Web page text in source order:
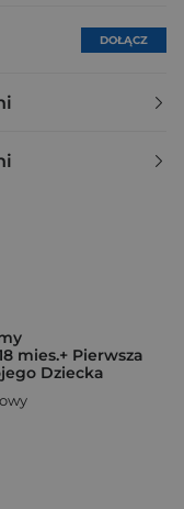
DOŁĄCZ
mies.+ Pierwsza
Dziecka